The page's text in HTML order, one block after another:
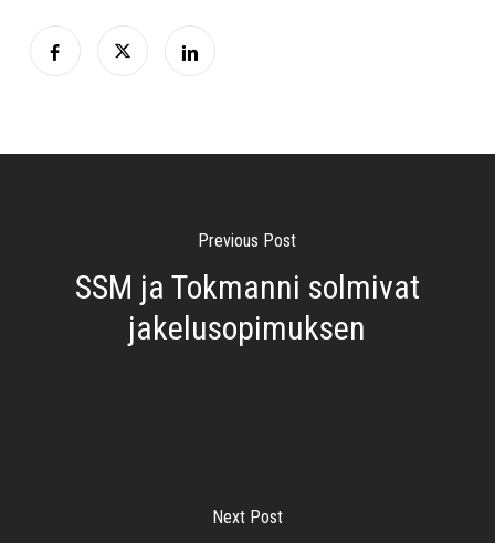
Previous Post
SSM ja Tokmanni solmivat
jakelusopimuksen
Next Post